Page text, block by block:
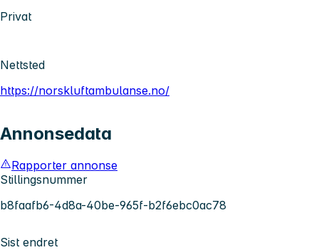
Privat
Nettsted
https://norskluftambulanse.no/
Annonsedata
Rapporter annonse
Stillingsnummer
b8faafb6-4d8a-40be-965f-b2f6ebc0ac78
Sist endret